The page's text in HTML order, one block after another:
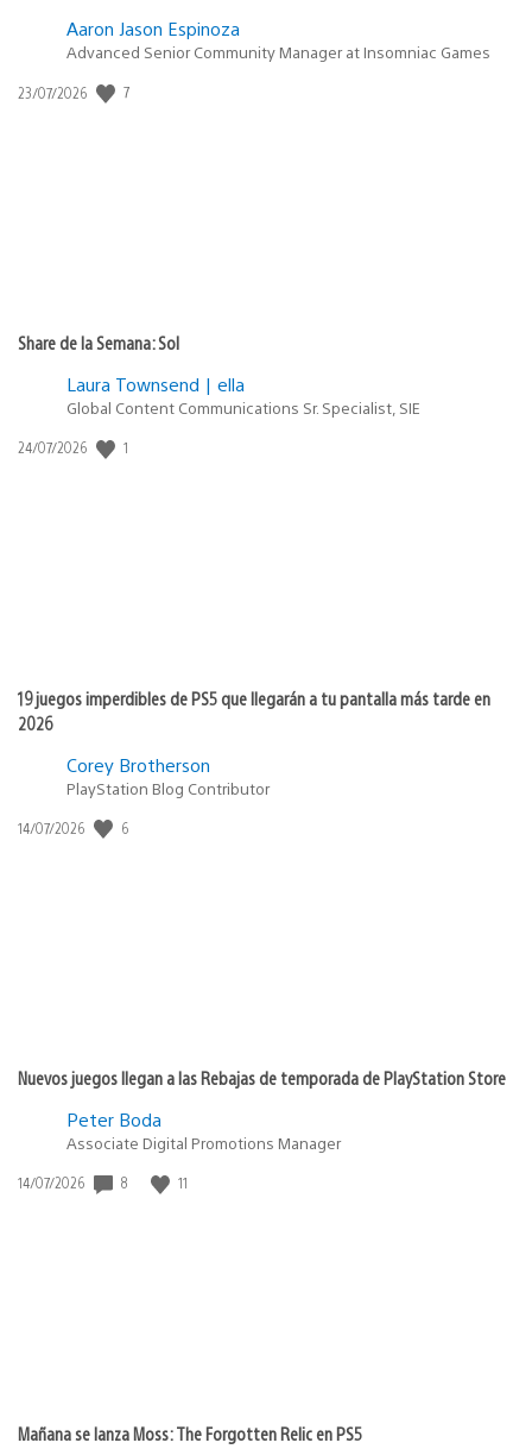
Aaron Jason Espinoza
Advanced Senior Community Manager at Insomniac Games
Fecha
23/07/2026 7
Share de la Semana: Sol
Laura Townsend | ella
Global Content Communications Sr. Specialist, SIE
Fecha
24/07/2026 1
19 juegos imperdibles de PS5 que llegarán a tu pantalla más tarde en
2026
Corey Brotherson
PlayStation Blog Contributor
Fecha
14/07/2026 6
Nuevos juegos llegan a las Rebajas de temporada de PlayStation Store
Peter Boda
Associate Digital Promotions Manager
Fecha
14/07/2026 8 11
Mañana se lanza Moss: The Forgotten Relic en PS5